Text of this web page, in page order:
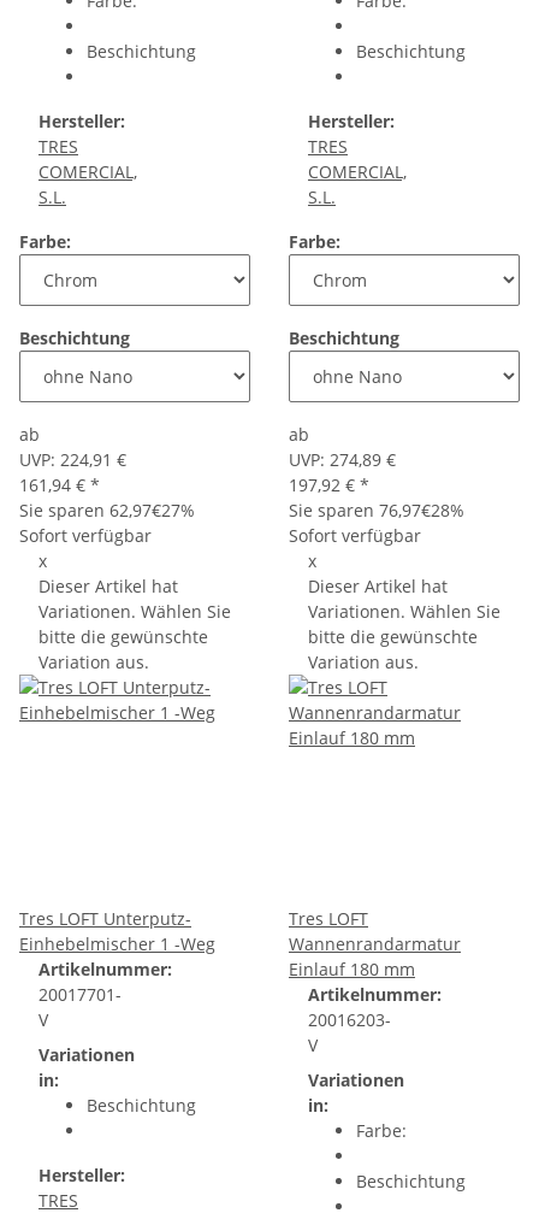
Beschichtung
Hersteller:
TRES
COMERCIAL,
S.L.
Farbe:
Beschichtung
ab
UVP: 224,91 €
161,94 € *
Sie sparen 62,97€27%
Sofort verfügbar
x
Dieser Artikel hat
Variationen. Wählen Sie
bitte die gewünschte
Variation aus.
Beschichtung
Hersteller:
TRES
COMERCIAL,
S.L.
Farbe:
Beschichtung
ab
UVP: 274,89 €
197,92 € *
Sie sparen 76,97€28%
Sofort verfügbar
x
Dieser Artikel hat
Variationen. Wählen Sie
bitte die gewünschte
Variation aus.
Tres LOFT Unterputz-
Einhebelmischer 1 -Weg
Artikelnummer:
20017701-
V
Variationen
in:
Beschichtung
Hersteller:
TRES
Tres LOFT
Wannenrandarmatur
Einlauf 180 mm
Artikelnummer:
20016203-
V
Variationen
in:
Farbe:
Beschichtung